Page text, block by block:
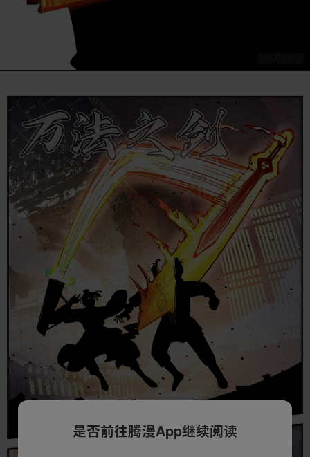
是否前往腾漫App继续阅读